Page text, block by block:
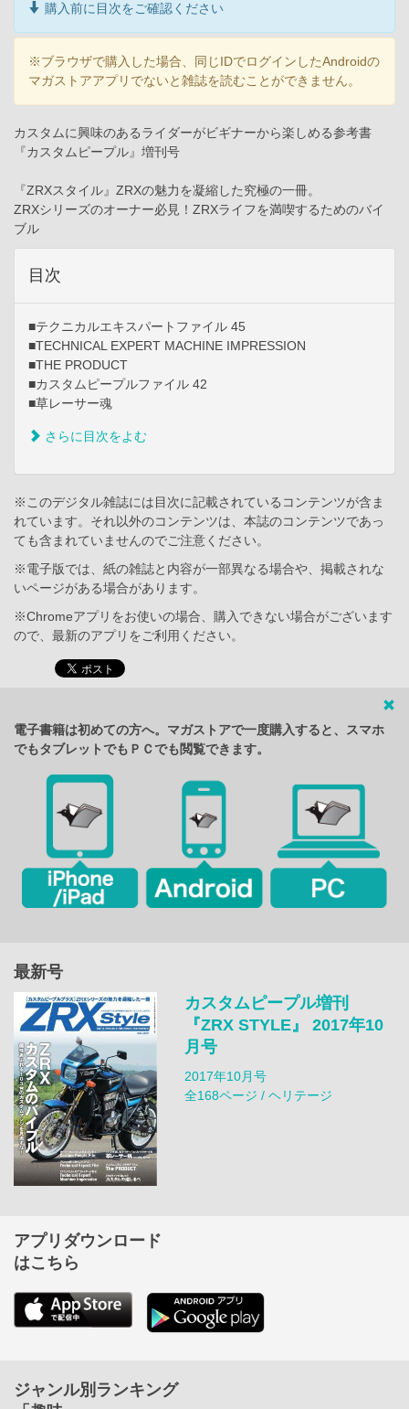
購入前に目次をご確認ください
※ブラウザで購入した場合、同じIDでログインしたAndroidの
マガストアアプリでないと雑誌を読むことができません。
カスタムに興味のあるライダーがビギナーから楽しめる参考書
『カスタムピープル』増刊号
『ZRXスタイル』ZRXの魅力を凝縮した究極の一冊。
ZRXシリーズのオーナー必見！ZRXライフを満喫するためのバイ
ブル
目次
■テクニカルエキスパートファイル 45
■TECHNICAL EXPERT MACHINE IMPRESSION
■THE PRODUCT
■カスタムピープルファイル 42
■草レーサー魂
さらに目次をよむ
※このデジタル雑誌には目次に記載されているコンテンツが含ま
れています。それ以外のコンテンツは、本誌のコンテンツであっ
ても含まれていませんのでご注意ください。
※電子版では、紙の雑誌と内容が一部異なる場合や、掲載されな
いページがある場合があります。
※Chromeアプリをお使いの場合、購入できない場合がございます
ので、最新のアプリをご利用ください。
電子書籍は初めての方へ。マガストアで一度購入すると、スマホ
でもタブレットでもＰＣでも閲覧できます。
最新号
カスタムピープル増刊
『ZRX STYLE』 2017年10
月号
2017年10月号
全168ページ / ヘリテージ
アプリダウンロード
はこちら
ジャンル別ランキング